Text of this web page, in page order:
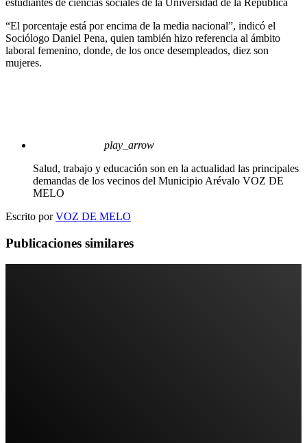
estudiantes de ciencias sociales de la Universidad de la República
“El porcentaje está por encima de la media nacional”, indicó el
Sociólogo Daniel Pena, quien también hizo referencia al ámbito
laboral femenino, donde, de los once desempleados, diez son
mujeres.
play_arrow
Salud, trabajo y educación son en la actualidad las principales
demandas de los vecinos del Municipio Arévalo VOZ DE
MELO
Escrito porVOZ DE MELO
Publicaciones similares